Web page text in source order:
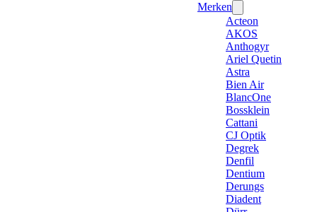
Merken
Acteon
AKOS
Anthogyr
Ariel Quetin
Astra
Bien Air
BlancOne
Bossklein
Cattani
CJ Optik
Degrek
Denfil
Dentium
Derungs
Diadent